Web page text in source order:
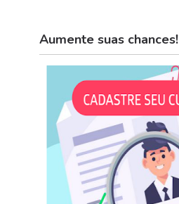
Aumente suas chances!